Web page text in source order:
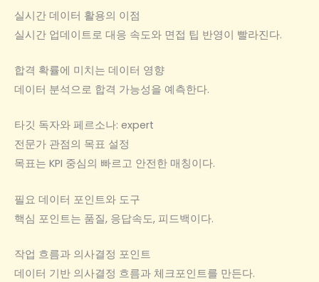
실시간 데이터 활용의 이점
실시간 업데이트로 대응 속도와 면접 팁 반영이 빨라진다.
합격 확률에 미치는 데이터 영향
데이터 분석으로 합격 가능성을 예측한다.
타깃 독자와 페르소나: expert
전문가 관점의 목표 설정
목표는 KPI 중심의 빠르고 안전한 매칭이다.
필요 데이터 포인트와 도구
핵심 포인트는 품질, 응답속도, 피드백이다.
작업 흐름과 의사결정 포인트
데이터 기반 의사결정 흐름과 체크포인트를 만든다.